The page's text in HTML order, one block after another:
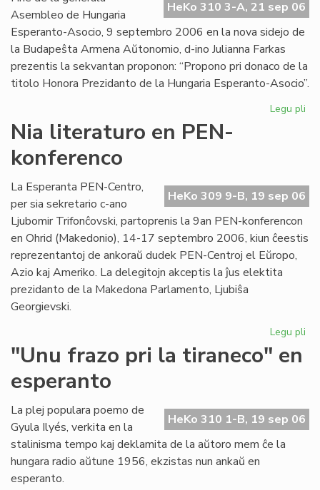
HeKo 310 3-A, 21 sep 06
Asembleo de Hungaria
Esperanto-Asocio, 9 septembro 2006 en la nova sidejo de
la Budapeŝta Armena Aŭtonomio, d-ino Julianna Farkas
prezentis la sekvantan proponon: “Propono pri donaco de la
titolo Honora Prezidanto de la Hungaria Esperanto-Asocio”.
Legu pli
Nia literaturo en PEN-
konferenco
HeKo 309 9-B, 19 sep 06
La Esperanta PEN-Centro,
per sia sekretario c-ano
Ljubomir Trifonĉovski, partoprenis la 9an PEN-konferencon
en Ohrid (Makedonio), 14-17 septembro 2006, kiun ĉeestis
reprezentantoj de ankoraŭ dudek PEN-Centroj el Eŭropo,
Azio kaj Ameriko. La delegitojn akceptis la ĵus elektita
prezidanto de la Makedona Parlamento, Ljubiŝa
Georgievski.
Legu pli
"Unu frazo pri la tiraneco" en
esperanto
HeKo 310 1-B, 19 sep 06
La plej populara poemo de
Gyula Ilyés, verkita en la
stalinisma tempo kaj deklamita de la aŭtoro mem ĉe la
hungara radio aŭtune 1956, ekzistas nun ankaŭ en
esperanto.